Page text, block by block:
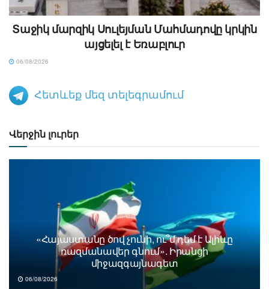
Տաջիկ մարզիկ Սուլեյման Մահմադովը կրկին
այցելել է Եռաբլուր
06/08/2026
Հետևեք մեզ տելեգրամում
Վերջին լուրեր
«Հայաստանը ծով չունի, ու՞մ դեմ է Ալիևը
ռազմանավեր գնում». Իրանցի
միջազգայնագետ
06/08/2026